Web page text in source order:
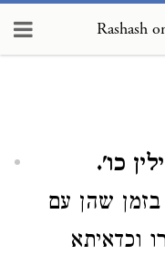
Rashash
כו'.
שהן עם
וכדאיתא